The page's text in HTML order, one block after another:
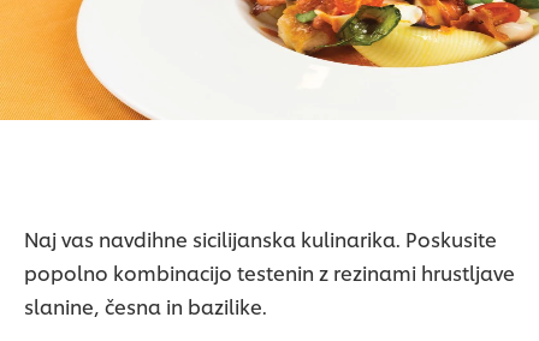
Naj vas navdihne sicilijanska kulinarika. Poskusite
popolno kombinacijo testenin z rezinami hrustljave
slanine, česna in bazilike.